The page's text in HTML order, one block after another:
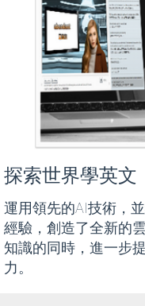
探索世界學英文
運用領先的AI技術，
經驗，創造了全新的
知識的同時，進一步
力。